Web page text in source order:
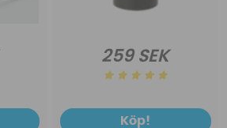
259 SEK
Köp!